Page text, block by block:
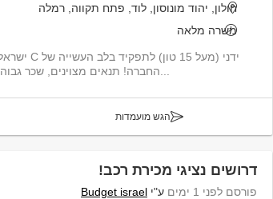
חולון, יהוד מונוסון, לוד, פתח תקווה, רמלה
משרה מלאה
הגש מועמדות
דרושים נציגי מכירת רכב!
פורסם לפני 1 ימים ע"י Budget israel